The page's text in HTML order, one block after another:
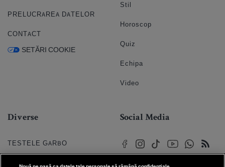
PRELUCRAREA DATELOR
CONTACT
SETĂRI COOKIE
Stil
Horoscop
Quiz
Echipa
Video
Diverse
TESTELE GARBO
HOROSCOP
Social Media